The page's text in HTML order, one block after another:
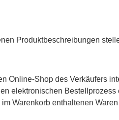
Produktbeschreibungen
Online-Shop des Verkäufers
elektronischen
Warenkorb enthaltenen